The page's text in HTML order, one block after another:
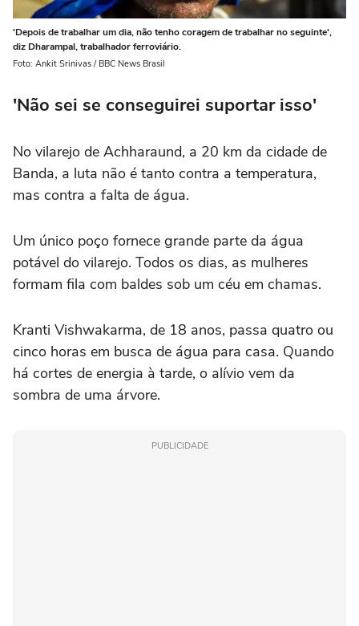
'Depois de trabalhar um dia, não tenho coragem de trabalhar no seguinte',
diz Dharampal, trabalhador ferroviário.
Foto: Ankit Srinivas / BBC News Brasil
'Não sei se conseguirei suportar isso'
No vilarejo de Achharaund, a 20 km da cidade de
Banda, a luta não é tanto contra a temperatura,
mas contra a falta de água.
Um único poço fornece grande parte da água
potável do vilarejo. Todos os dias, as mulheres
formam fila com baldes sob um céu em chamas.
Kranti Vishwakarma, de 18 anos, passa quatro ou
cinco horas em busca de água para casa. Quando
há cortes de energia à tarde, o alívio vem da
sombra de uma árvore.
PUBLICIDADE